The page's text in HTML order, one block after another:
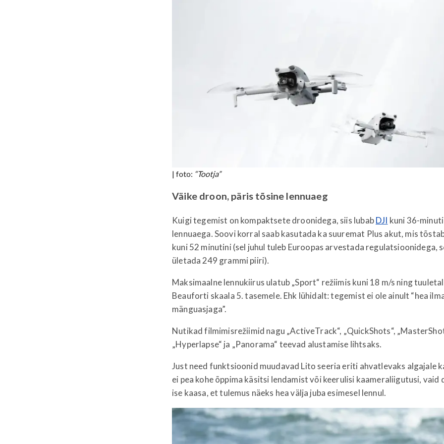
| foto: “Tootja”
Väike droon, päris tõsine lennuaeg
Kuigi tegemist on kompaktsete droonidega, siis lubabDJI kuni 36-
lennuaega. Soovi korral saab kasutada ka suuremat Plus akut, mis
kuni 52 minutini (sel juhul tuleb Euroopas arvestada regulatsioonidega,
ületada 249 grammi piiri).
Maksimaalne lennukiirus ulatub „Sport“ režiimis kuni 18 m/s ning
Beauforti skaala 5. tasemele. Ehk lühidalt: tegemist ei ole ainult “hea
mänguasjaga”.
Nutikad filmimisrežiimid nagu „ActiveTrack“, „QuickShots“,
„Hyperlapse“ ja „Panorama“ teevad alustamise lihtsaks.
Just need funktsioonid muudavad Lito seeria eriti ahvatlevaks algajale
ei pea kohe õppima käsitsi lendamist või keerulisi kaameraliigutusi, vaid
ise kaasa, et tulemus näeks hea välja juba esimesel lennul.